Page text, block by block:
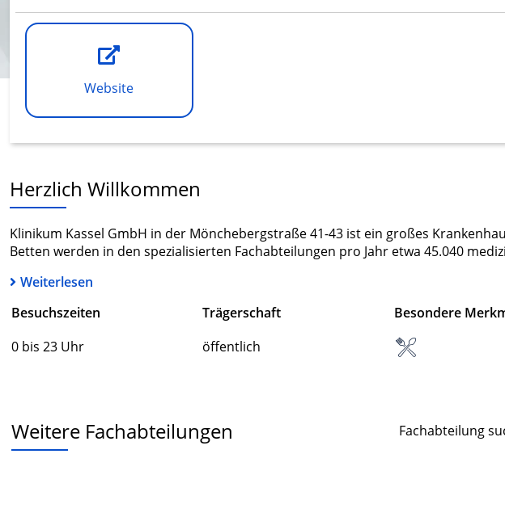
Website
Herzlich Willkommen
Klinikum Kassel GmbH in der Mönchebergstraße 41-43 ist ein großes
Betten werden in den spezialisierten Fachabteilungen pro Jahr etwa 45.040
Weiterlesen
Besuchszeiten
0 bis 23 Uhr
Trägerschaft
öffentlich
Besondere
Weitere Fachabteilungen Fachabteilung